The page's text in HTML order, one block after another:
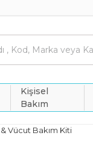
Kişisel
Bakım